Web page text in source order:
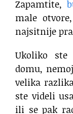
Zapamtite,
male
najsitnije
Ukoliko ste
domu,
velika
ste videli
ili se pak